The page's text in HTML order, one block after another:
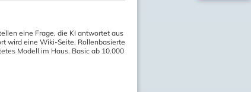
eine Frage, die KI antwortet aus
wird eine Wiki-Seite. Rollenbasierte
Modell im Haus. Basic ab 10.000